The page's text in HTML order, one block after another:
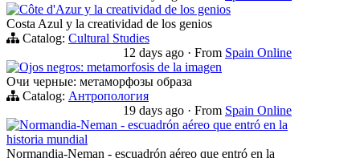
Côte d'Azur y la creatividad de los genios
Costa Azul y la creatividad de los genios
Catalog: Cultural Studies
12 days ago · From Spain Online
Ojos negros: metamorfosis de la imagen
Очи черные: метаморфозы образа
Catalog: Антропология
19 days ago · From Spain Online
Normandia-Neman - escuadrón aéreo que entró en la
historia mundial
Normandia-Neman - escuadrón aéreo que entró en la